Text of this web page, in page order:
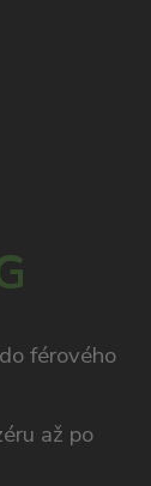
férového
až po